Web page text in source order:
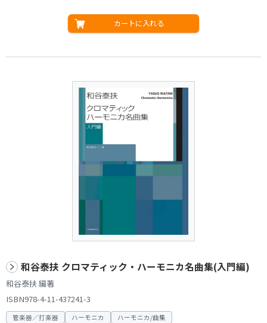
カートに入れる
和谷泰扶 クロマティック・ハーモニカ名曲集(入門編)
和谷泰扶 編著
ISBN978-4-11-437241-3
管楽器／打楽器 ハーモニカ ハーモニカ/曲集